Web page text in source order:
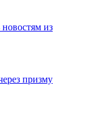
из
призму